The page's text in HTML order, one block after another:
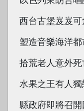
西台古堡岌岌可
塑造音樂海洋
拾荒老人意外死
水果之王有人
縣政府即將召